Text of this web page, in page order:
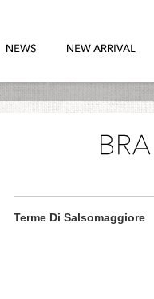
Terme Di Salsomaggiore